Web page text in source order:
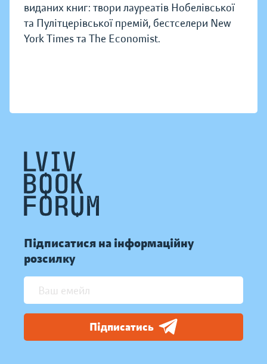
виданих книг: твори лауреатів Нобелівської
та Пулітцерівської премій, бестселери New
York Times та The Economist.
Підписатися на інформаційну
розсилку
Підписатись